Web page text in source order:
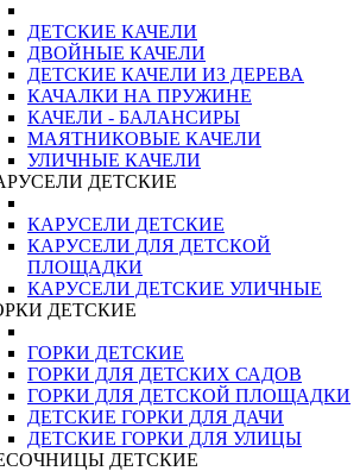
ДЕТСКИЕ КАЧЕЛИ
ДВОЙНЫЕ КАЧЕЛИ
ДЕТСКИЕ КАЧЕЛИ ИЗ ДЕРЕВА
КАЧАЛКИ НА ПРУЖИНЕ
КАЧЕЛИ - БАЛАНСИРЫ
МАЯТНИКОВЫЕ КАЧЕЛИ
УЛИЧНЫЕ КАЧЕЛИ
ДЕТСКИЕ
КАРУСЕЛИ ДЕТСКИЕ
КАРУСЕЛИ ДЛЯ ДЕТСКОЙ
ПЛОЩАДКИ
КАРУСЕЛИ ДЕТСКИЕ УЛИЧНЫЕ
ДЕТСКИЕ
ГОРКИ ДЕТСКИЕ
ГОРКИ ДЛЯ ДЕТСКИХ САДОВ
ГОРКИ ДЛЯ ДЕТСКОЙ ПЛОЩАДКИ
ДЕТСКИЕ ГОРКИ ДЛЯ ДАЧИ
ДЕТСКИЕ ГОРКИ ДЛЯ УЛИЦЫ
ДЕТСКИЕ